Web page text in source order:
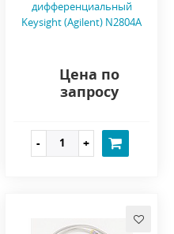
дифференциальный
Keysight (Agilent) N2804A
Цена по
запросу